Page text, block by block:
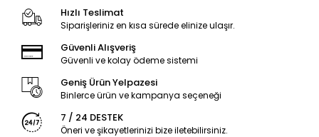
Hızlı Teslimat
Siparişleriniz en kısa sürede elinize ulaşır.
Güvenli Alışveriş
Güvenli ve kolay ödeme sistemi
Geniş Ürün Yelpazesi
Binlerce ürün ve kampanya seçeneği
7 / 24 DESTEK
Öneri ve şikayetlerinizi bize iletebilirsiniz.